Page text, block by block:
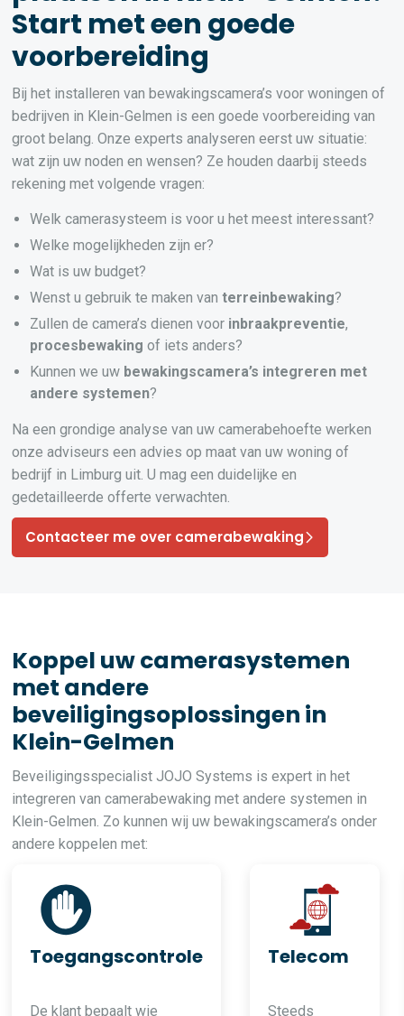
Start met een goede
voorbereiding
Bij het installeren van bewakingscamera’s voor woningen of
bedrijven in Klein-Gelmen is een goede voorbereiding van
groot belang. Onze experts analyseren eerst uw situatie:
wat zijn uw noden en wensen? Ze houden daarbij steeds
rekening met volgende vragen:
Welk camerasysteem is voor u het meest interessant?
Welke mogelijkheden zijn er?
Wat is uw budget?
Wenst u gebruik te maken vanterreinbewaking?
Zullen de camera’s dienen voor inbraakpreventie,
procesbewaking of iets anders?
Kunnen we uw bewakingscamera’s integreren met
andere systemen?
Na een grondige analyse van uw camerabehoefte werken
onze adviseurs een advies op maat van uw woning of
bedrijf in Limburg uit. U mag een duidelijke en
gedetailleerde offerte verwachten.
Contacteer me over camerabewaking
Koppel uw camerasystemen
met andere
beveiligingsoplossingen in
Klein-Gelmen
Beveiligingsspecialist JOJO Systems is expert in het
integreren van camerabewaking met andere systemen in
Klein-Gelmen. Zo kunnen wij uw bewakingscamera’s onder
andere koppelen met:
Toegangscontrole
De klant bepaalt wie
Telecom
Steeds